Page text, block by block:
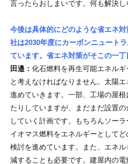
言ったらおしまいです。何も解決し
今後は具体的にどのような省エネ
社は2030年度にカーボンニュート
ています。省エネ対策がそこの一丁
田邉： 化石燃料を再生可能エネル
と考えなければなりません。太陽
進めていきます。一部、工場の屋
たりしていますが、まだまだ設置
していく計画です。もちろんソー
イオマス燃料をエネルギーとして
検討を進めています。また、エネ
減することも必要です。建屋内の